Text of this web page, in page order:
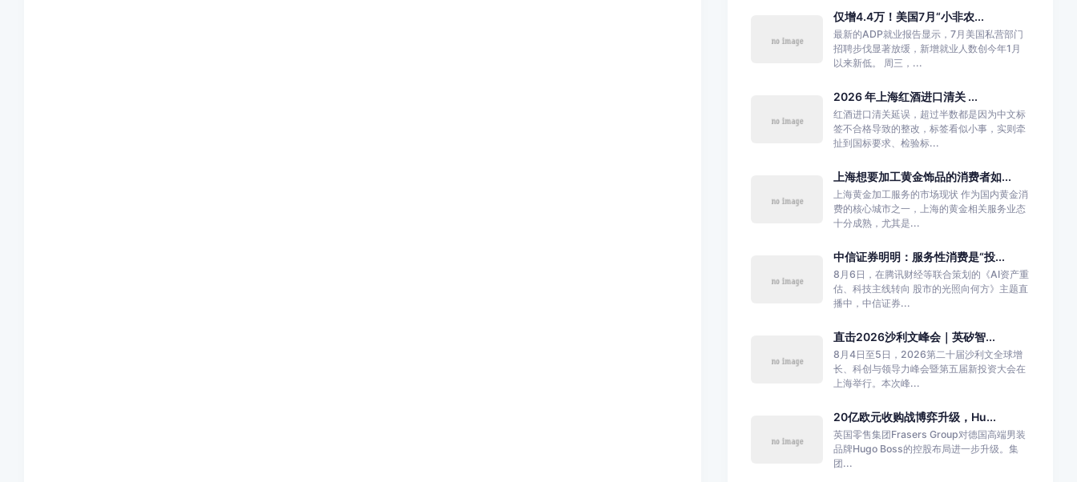
仅增4.4万！美国7月“小非农...
最新的ADP就业报告显示，7月美国私营部门
招聘步伐显著放缓，新增就业人数创今年1月
以来新低。 周三，...
2026 年上海红酒进口清关 ...
红酒进口清关延误，超过半数都是因为中文标
签不合格导致的整改，标签看似小事，实则牵
扯到国标要求、检验标...
上海想要加工黄金饰品的消费者如...
上海黄金加工服务的市场现状 作为国内黄金消
费的核心城市之一，上海的黄金相关服务业态
十分成熟，尤其是...
中信证券明明：服务性消费是“投...
8月6日，在腾讯财经等联合策划的《AI资产重
估、科技主线转向 股市的光照向何方》主题直
播中，中信证券...
直击2026沙利文峰会｜英矽智...
8月4日至5日，2026第二十届沙利文全球增
长、科创与领导力峰会暨第五届新投资大会在
上海举行。本次峰...
20亿欧元收购战博弈升级，Hu...
英国零售集团Frasers Group对德国高端男装
品牌Hugo Boss的控股布局进一步升级。集
团...